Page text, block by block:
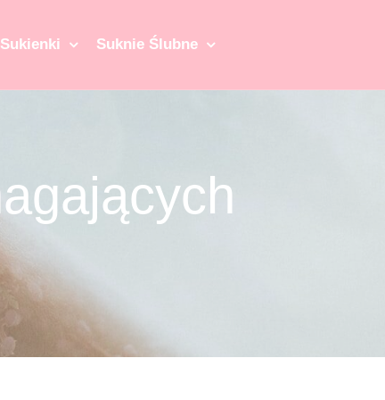
Suknie Ślubne